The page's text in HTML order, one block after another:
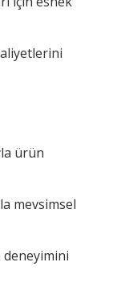
ürün
mevsimsel